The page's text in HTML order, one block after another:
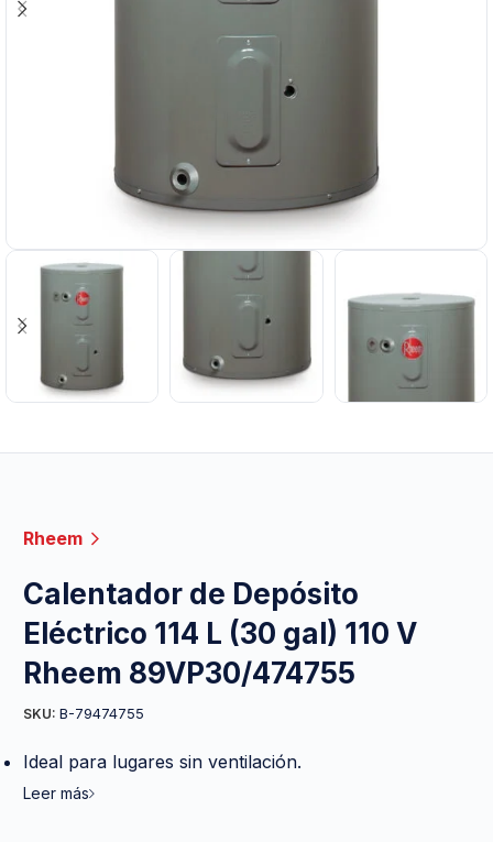
Rheem
Calentador de Depósito
Eléctrico 114 L (30 gal) 110 V
Rheem 89VP30/474755
SKU: B-79474755
Ideal para lugares sin ventilación.
Leer más